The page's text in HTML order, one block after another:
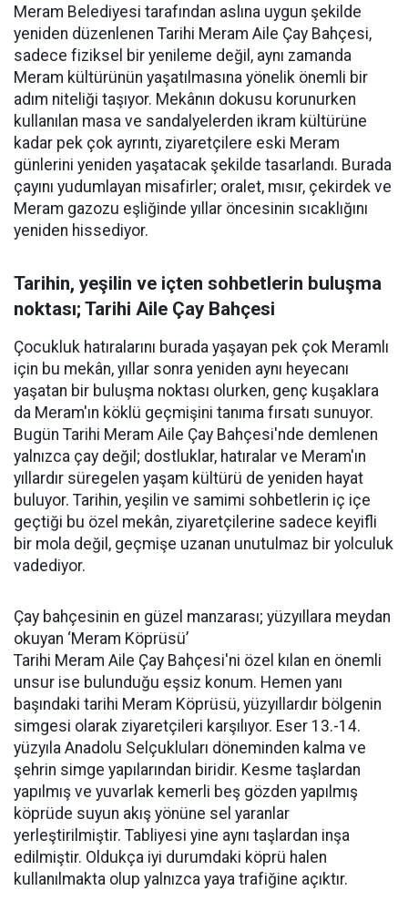
Meram Belediyesi tarafından aslına uygun şekilde
yeniden düzenlenen Tarihi Meram Aile Çay Bahçesi,
sadece fiziksel bir yenileme değil, aynı zamanda
Meram kültürünün yaşatılmasına yönelik önemli bir
adım niteliği taşıyor. Mekânın dokusu korunurken
kullanılan masa ve sandalyelerden ikram kültürüne
kadar pek çok ayrıntı, ziyaretçilere eski Meram
günlerini yeniden yaşatacak şekilde tasarlandı. Burada
çayını yudumlayan misafirler; oralet, mısır, çekirdek ve
Meram gazozu eşliğinde yıllar öncesinin sıcaklığını
yeniden hissediyor.
Tarihin, yeşilin ve içten sohbetlerin buluşma
noktası; Tarihi Aile Çay Bahçesi
Çocukluk hatıralarını burada yaşayan pek çok Meramlı
için bu mekân, yıllar sonra yeniden aynı heyecanı
yaşatan bir buluşma noktası olurken, genç kuşaklara
da Meram'ın köklü geçmişini tanıma fırsatı sunuyor.
Bugün Tarihi Meram Aile Çay Bahçesi'nde demlenen
yalnızca çay değil; dostluklar, hatıralar ve Meram'ın
yıllardır süregelen yaşam kültürü de yeniden hayat
buluyor. Tarihin, yeşilin ve samimi sohbetlerin iç içe
geçtiği bu özel mekân, ziyaretçilerine sadece keyifli
bir mola değil, geçmişe uzanan unutulmaz bir yolculuk
vadediyor.
Çay bahçesinin en güzel manzarası; yüzyıllara meydan
okuyan ‘Meram Köprüsü’
Tarihi Meram Aile Çay Bahçesi'ni özel kılan en önemli
unsur ise bulunduğu eşsiz konum. Hemen yanı
başındaki tarihi Meram Köprüsü, yüzyıllardır bölgenin
simgesi olarak ziyaretçileri karşılıyor. Eser 13.-14.
yüzyıla Anadolu Selçukluları döneminden kalma ve
şehrin simge yapılarından biridir. Kesme taşlardan
yapılmış ve yuvarlak kemerli beş gözden yapılmış
köprüde suyun akış yönüne sel yaranlar
yerleştirilmiştir. Tabliyesi yine aynı taşlardan inşa
edilmiştir. Oldukça iyi durumdaki köprü halen
kullanılmakta olup yalnızca yaya trafiğine açıktır.